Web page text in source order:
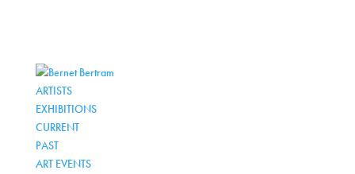
ARTISTS
EXHIBITIONS
CURRENT
PAST
ART EVENTS